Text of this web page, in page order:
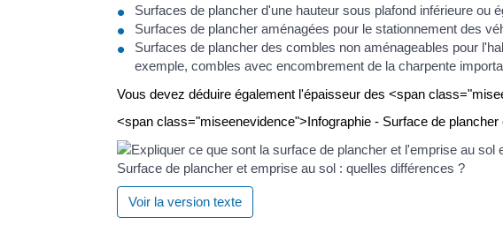
Surfaces de plancher d'une hauteur sous plafond inférieure ou
Surfaces de plancher aménagées pour le stationnement des
Surfaces de plancher des combles non aménageables pour
exemple, combles avec encombrement de la charpente
Vous devez déduire également l'épaisseur des <span
<span class="miseenevidence">Infographie - Surface de
Surface de plancher et emprise au sol : quelles différences ?
Voir la version texte